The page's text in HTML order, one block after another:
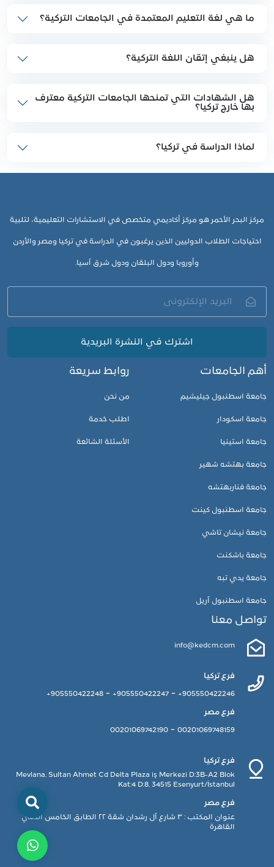
ما هي لغة التعليم المعتمدة في الجامعات التركية؟
هل ينبغي إتقان اللغة التركية؟
هل الشهادات التي تمنحها الجامعات التركية معترف
بها خارج تركيا؟
لماذا الدراسة في تركيا؟
مركز البحر الأحمر هو مركز أكاديمي متخصص في الاستشارات التعليمية، لتلبية
احتياجات الطلاب الدوليين الذين يرغبون في الدراسة في تركيا ومصر والأردن
وأوروبا ودول البلقان ودول شرق آسيا.
اشترك في النشرة البريدية
أهم الجامعات
جامعة اسطنبول جيليشيم
جامعة اسكودار
جامعة استينيا
جامعة بهتشه شهير
جامعة فناربهتشه
جامعة اسطنبول كينت
جامعة نيشان تاشي
جامعة باشكنت
جامعة يدي تبه
جامعة اسطنبول آريل
روابط سريعة
من نحن
اطلب خدمة
الأسئلة الشائعة
تواصل معنا
info@kedcm.com
فرع تركيا
905550422246+
-
905550422247+
-
905550422248+
فرع مصر
00201069748159
-
00201069742190
فرع تركيا
Mevlana, Sultan Ahmet Cd Delta Plaza iş Merkezi D:3B-A2 Blok
Kat:4 D:8, 34515 Esenyurt/İstanbul
فرع مصر
عنوان المكتب : ٣ شارع آل رشدان شقة ٢٢ الطابق الخامس الدقي
القاهرة